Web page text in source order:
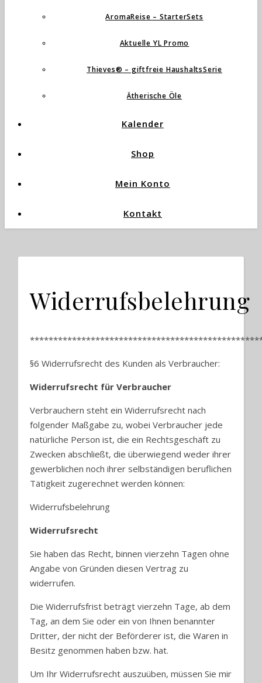
AromaReise – StarterSets
Aktuelle YL Promo
Thieves® – giftfreie HaushaltsSerie
Ätherische Öle
Kalender
Shop
Mein Konto
Kontakt
Widerrufsbelehrung
§6 Widerrufsrecht des Kunden als Verbraucher:
Widerrufsrecht für Verbraucher
Verbrauchern steht ein Widerrufsrecht nach
folgender Maßgabe zu, wobei Verbraucher jede
natürliche Person ist, die ein Rechtsgeschäft zu
Zwecken abschließt, die überwiegend weder ihrer
gewerblichen noch ihrer selbständigen beruflichen
Tätigkeit zugerechnet werden können:
Widerrufsbelehrung
Widerrufsrecht
Sie haben das Recht, binnen vierzehn Tagen ohne
Angabe von Gründen diesen Vertrag zu
widerrufen.
Die Widerrufsfrist beträgt vierzehn Tage, ab dem
Tag, an dem Sie oder ein von Ihnen benannter
Dritter, der nicht der Beförderer ist, die Waren in
Besitz genommen haben bzw. hat.
Um Ihr Widerrufsrecht auszuüben, müssen Sie mir